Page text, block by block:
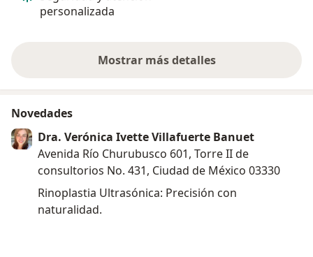
personalizada
Mostrar más detalles
sobre la experiencia
Novedades
Dra. Verónica Ivette Villafuerte Banuet
Avenida Río Churubusco 601, Torre II de
consultorios No. 431, Ciudad de México 03330
Rinoplastia Ultrasónica: Precisión con
naturalidad.